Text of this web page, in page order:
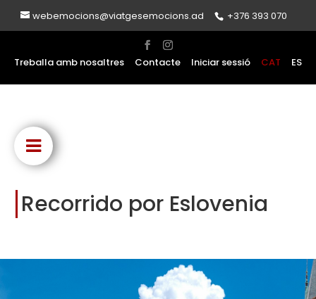
webemocions@viatgesemocions.ad +376 393 070
Treballa amb nosaltres Contacte Iniciar sessió CAT ES
Recorrido por Eslovenia